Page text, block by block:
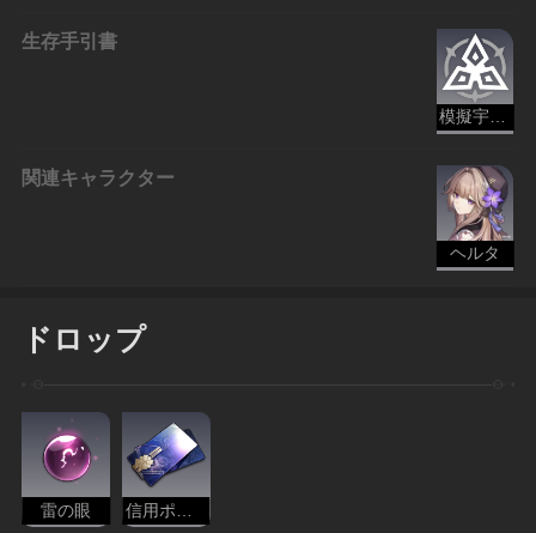
生存手引書
模擬宇宙：宇宙の蝗害
関連キャラクター
ヘルタ
ドロップ
雷の眼